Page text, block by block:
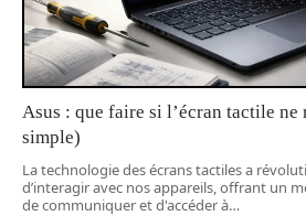
Asus : que faire si l’écran tactile
simple)
La technologie des écrans tactiles a
d’interagir avec nos appareils, offrant un
de communiquer et d'accéder à…